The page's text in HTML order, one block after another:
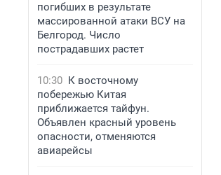
погибших в результате
массированной атаки ВСУ на
Белгород. Число
пострадавших растет
10:30 К восточному
побережью Китая
приближается тайфун.
Объявлен красный уровень
опасности, отменяются
авиарейсы